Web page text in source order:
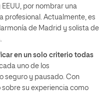
por nombrar una
profesional. Actualmente, es
de Madrid y solista de
en un solo criterio todas
uno de los
seguro y pausado. Con
sobre su experiencia como